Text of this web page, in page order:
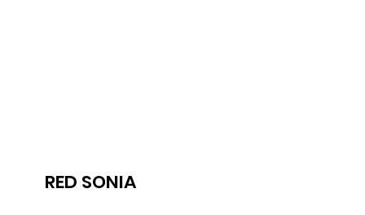
RED SONIA